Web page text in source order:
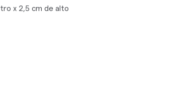
x 2,5 cm de alto